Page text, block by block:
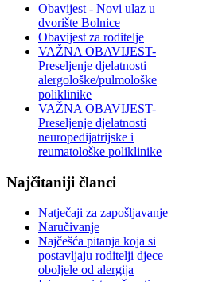
Obavijest - Novi ulaz u
dvorište Bolnice
Obavijest za roditelje
VAŽNA OBAVIJEST-
Preseljenje djelatnosti
alergološke/pulmološke
poliklinike
VAŽNA OBAVIJEST-
Preseljenje djelatnosti
neuropedijatrijske i
reumatološke poliklinike
Najčitaniji članci
Natječaji za zapošljavanje
Naručivanje
Najčešća pitanja koja si
postavljaju roditelji djece
oboljele od alergija